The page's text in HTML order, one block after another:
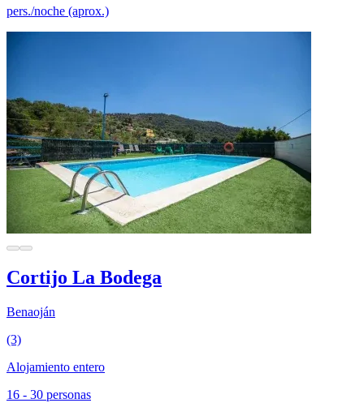
pers./noche (aprox.)
Cortijo La Bodega
Benaoján
(3)
Alojamiento entero
16 - 30 personas